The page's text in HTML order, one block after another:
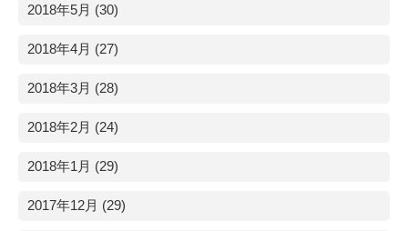
2018年5月 (30)
2018年4月 (27)
2018年3月 (28)
2018年2月 (24)
2018年1月 (29)
2017年12月 (29)